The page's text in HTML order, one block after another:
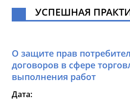
УСПЕШНАЯ
О защите прав
договоров в сфере
выполнения работ
Дата: